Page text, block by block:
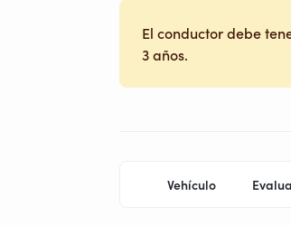
El conductor debe
3 años.
Vehículo